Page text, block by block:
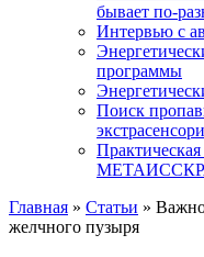
бывает по-
Интервью с
программы
Поиск
Главная » Статьи »
желчного пузыря